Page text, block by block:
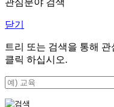
닫기
트리 또는 검색을 통해
클릭 하십시오.